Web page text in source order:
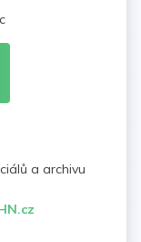
a archivu